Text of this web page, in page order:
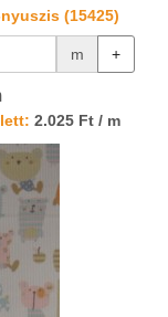
(15425)
m +
2.025 Ft / m